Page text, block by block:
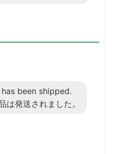
been shipped.
は発送されました。